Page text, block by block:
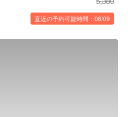
直近の予約可能時間：08/09